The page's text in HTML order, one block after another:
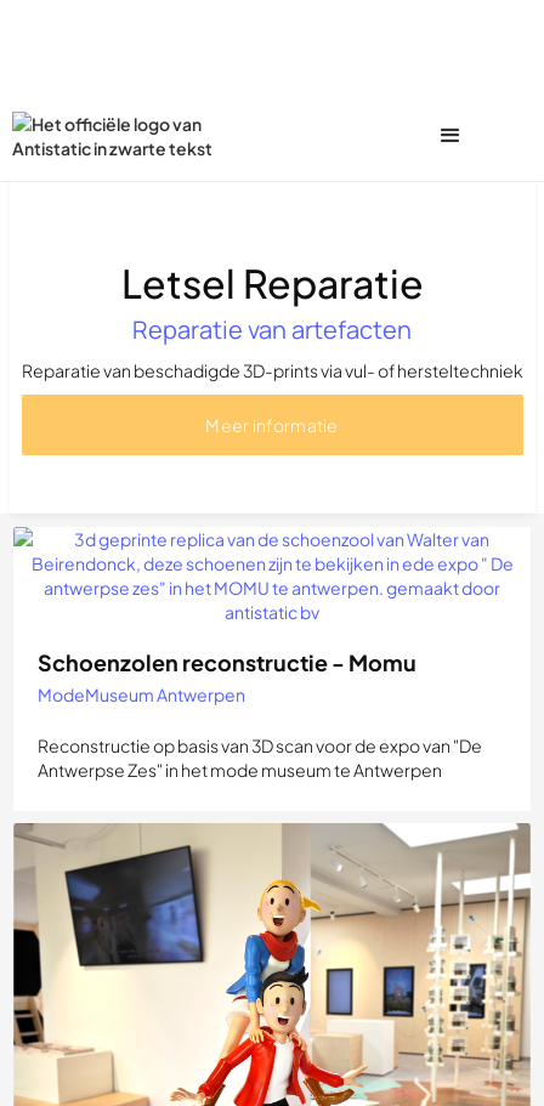
Letsel Reparatie
Reparatie van artefacten
Reparatie van beschadigde 3D-prints via vul- of hersteltechniek
Meer informatie
Schoenzolen reconstructie - Momu
ModeMuseum Antwerpen
Reconstructie op basis van 3D scan voor de expo van "De
Antwerpse Zes" in het mode museum te Antwerpen